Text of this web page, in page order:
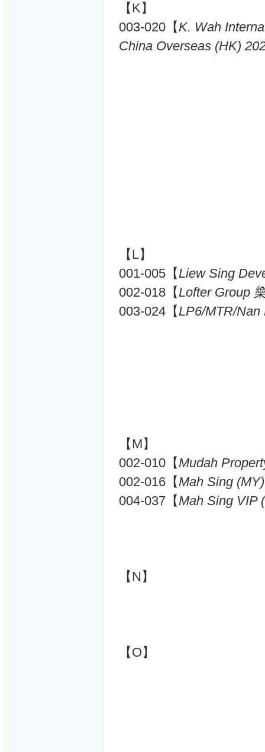
【K】
003-020【K. Wah
China Overseas (HK)
【L】
001-005【Liew Sing
002-018【Lofter Group
003-024【LP6/MTR/Nan
【M】
002-010【Mudah
002-016【Mah Sing
004-037【Mah Sing VIP
【N】
【O】